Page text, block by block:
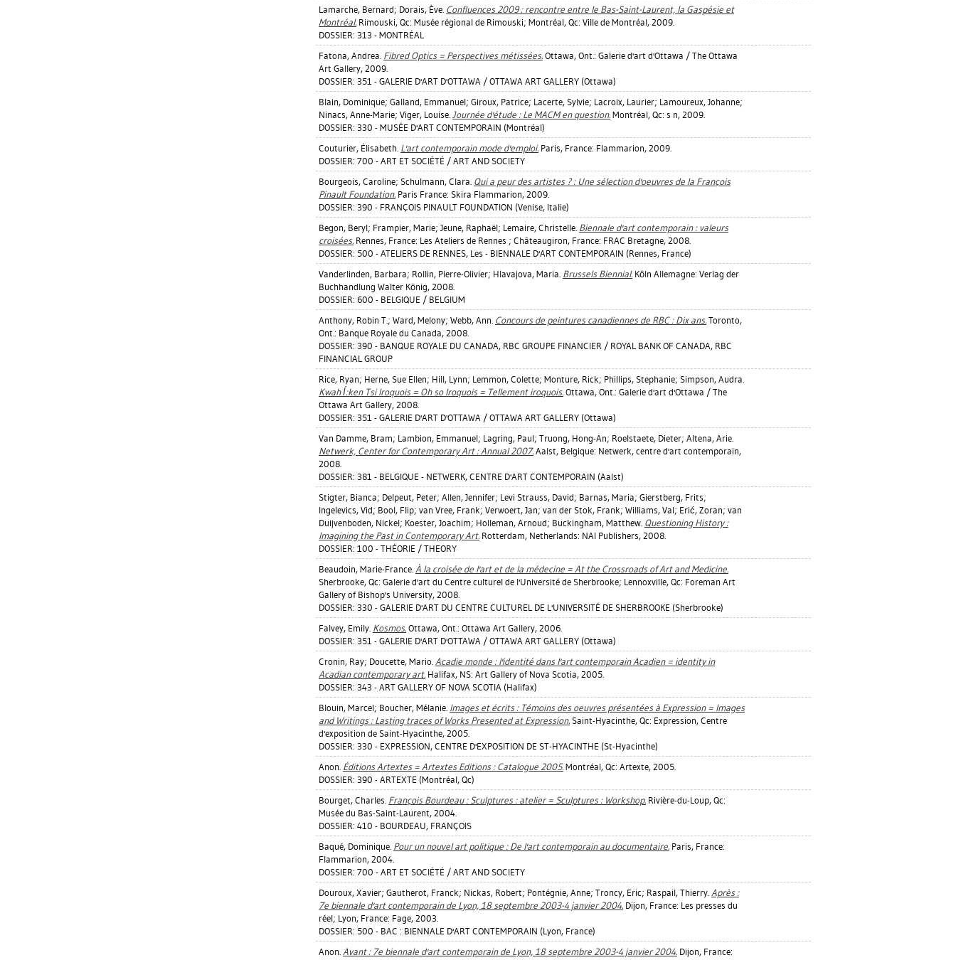
Lamarche, Bernard; Dorais, Ève. Confluences 2009 : rencontre entre le Bas-Saint-Laurent, la Gaspésie et
Montréal. Rimouski, Qc: Musée régional de Rimouski; Montréal, Qc: Ville de Montréal, 2009.
DOSSIER: 313 - MONTRÉAL
Fatona, Andrea. Fibred Optics = Perspectives métissées. Ottawa, Ont.: Galerie d'art d'Ottawa / The Ottawa
Art Gallery, 2009.
DOSSIER: 351 - GALERIE D'ART D'OTTAWA / OTTAWA ART GALLERY (Ottawa)
Blain, Dominique; Galland, Emmanuel; Giroux, Patrice; Lacerte, Sylvie; Lacroix, Laurier; Lamoureux, Johanne;
Ninacs, Anne-Marie; Viger, Louise. Journée d'étude : Le MACM en question. Montréal, Qc: s n, 2009.
DOSSIER: 330 - MUSÉE D'ART CONTEMPORAIN (Montréal)
Couturier, Élisabeth. L'art contemporain mode d'emploi. Paris, France: Flammarion, 2009.
DOSSIER: 700 - ART ET SOCIÉTÉ / ART AND SOCIETY
Bourgeois, Caroline; Schulmann, Clara. Qui a peur des artistes ? : Une sélection d'oeuvres de la François
Pinault Foundation. Paris France: Skira Flammarion, 2009.
DOSSIER: 390 - FRANÇOIS PINAULT FOUNDATION (Venise, Italie)
Begon, Beryl; Frampier, Marie; Jeune, Raphaël; Lemaire, Christelle. Biennale d'art contemporain : valeurs
croisées. Rennes, France: Les Ateliers de Rennes ; Châteaugiron, France: FRAC Bretagne, 2008.
DOSSIER: 500 - ATELIERS DE RENNES, Les - BIENNALE D'ART CONTEMPORAIN (Rennes, France)
Vanderlinden, Barbara; Rollin, Pierre-Olivier; Hlavajova, Maria. Brussels Biennial. Köln Allemagne: Verlag der
Buchhandlung Walter König, 2008.
DOSSIER: 600 - BELGIQUE / BELGIUM
Anthony, Robin T.; Ward, Melony; Webb, Ann. Concours de peintures canadiennes de RBC : Dix ans. Toronto,
Ont.: Banque Royale du Canada, 2008.
DOSSIER: 390 - BANQUE ROYALE DU CANADA, RBC GROUPE FINANCIER / ROYAL BANK OF CANADA, RBC
FINANCIAL GROUP
Rice, Ryan; Herne, Sue Ellen; Hill, Lynn; Lemmon, Colette; Monture, Rick; Phillips, Stephanie; Simpson, Audra.
Kwah Í:ken Tsi Iroquois = Oh so Iroquois = Tellement iroquois. Ottawa, Ont.: Galerie d'art d'Ottawa / The
Ottawa Art Gallery, 2008.
DOSSIER: 351 - GALERIE D'ART D'OTTAWA / OTTAWA ART GALLERY (Ottawa)
Van Damme, Bram; Lambion, Emmanuel; Lagring, Paul; Truong, Hong-An; Roelstaete, Dieter; Altena, Arie.
Netwerk, Center for Contemporary Art : Annual 2007. Aalst, Belgique: Netwerk, centre d'art contemporain,
2008.
DOSSIER: 381 - BELGIQUE - NETWERK, CENTRE D'ART CONTEMPORAIN (Aalst)
Stigter, Bianca; Delpeut, Peter; Allen, Jennifer; Levi Strauss, David; Barnas, Maria; Gierstberg, Frits;
Ingelevics, Vid; Bool, Flip; van Vree, Frank; Verwoert, Jan; van der Stok, Frank; Williams, Val; Erić, Zoran; van
Duijvenboden, Nickel; Koester, Joachim; Holleman, Arnoud; Buckingham, Matthew. Questioning History :
Imagining the Past in Contemporary Art. Rotterdam, Netherlands: NAI Publishers, 2008.
DOSSIER: 100 - THÉORIE / THEORY
Beaudoin, Marie-France. À la croisée de l'art et de la médecine = At the Crossroads of Art and Medicine.
Sherbrooke, Qc: Galerie d'art du Centre culturel de l'Université de Sherbrooke; Lennoxville, Qc: Foreman Art
Gallery of Bishop's University, 2008.
DOSSIER: 330 - GALERIE D'ART DU CENTRE CULTUREL DE L'UNIVERSITÉ DE SHERBROOKE (Sherbrooke)
Falvey, Emily. Kosmos. Ottawa, Ont.: Ottawa Art Gallery, 2006.
DOSSIER: 351 - GALERIE D'ART D'OTTAWA / OTTAWA ART GALLERY (Ottawa)
Cronin, Ray; Doucette, Mario. Acadie monde : l'identité dans l'art contemporain Acadien = identity in
Acadian contemporary art. Halifax, NS: Art Gallery of Nova Scotia, 2005.
DOSSIER: 343 - ART GALLERY OF NOVA SCOTIA (Halifax)
Blouin, Marcel; Boucher, Mélanie. Images et écrits : Témoins des oeuvres présentées à Expression = Images
and Writings : Lasting traces of Works Presented at Expression. Saint-Hyacinthe, Qc: Expression, Centre
d'exposition de Saint-Hyacinthe, 2005.
DOSSIER: 330 - EXPRESSION, CENTRE D'EXPOSITION DE ST-HYACINTHE (St-Hyacinthe)
Anon. Éditions Artextes = Artextes Editions : Catalogue 2005. Montréal, Qc: Artexte, 2005.
DOSSIER: 390 - ARTEXTE (Montréal, Qc)
Bourget, Charles. François Bourdeau : Sculptures : atelier = Sculptures : Workshop. Rivière-du-Loup, Qc:
Musée du Bas-Saint-Laurent, 2004.
DOSSIER: 410 - BOURDEAU, FRANÇOIS
Baqué, Dominique. Pour un nouvel art politique : De l'art contemporain au documentaire. Paris, France:
Flammarion, 2004.
DOSSIER: 700 - ART ET SOCIÉTÉ / ART AND SOCIETY
Douroux, Xavier; Gautherot, Franck; Nickas, Robert; Pontégnie, Anne; Troncy, Eric; Raspail, Thierry. Après :
7e biennale d'art contemporain de Lyon, 18 septembre 2003-4 janvier 2004. Dijon, France: Les presses du
réel; Lyon, France: Fage, 2003.
DOSSIER: 500 - BAC : BIENNALE D'ART CONTEMPORAIN (Lyon, France)
Anon. Avant : 7e biennale d'art contemporain de Lyon, 18 septembre 2003-4 janvier 2004. Dijon, France: